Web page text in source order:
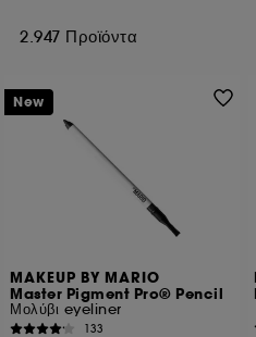
2.947 Προϊόντα
MAKEUP BY MARIO
Master Pigment Pro® Pencil
Μολύβι eyeliner
133
New